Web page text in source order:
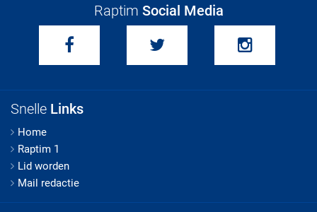
Raptim Social Media
Snelle Links
Home
Raptim 1
Lid worden
Mail redactie